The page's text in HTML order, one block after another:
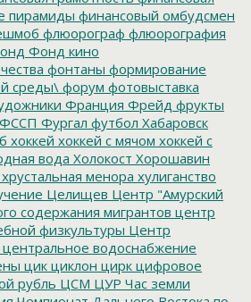
пирамиды финансовый омбудсмен
флюорограф флюорография
Фонд кино
фонтаны формирование
среды\ форум фотовыставка
Франция Фрейд фрукты
ФССП Фургал футбол Хабаровск
хоккей хоккей с мячом хоккей с
вода Холокост Хорошавин
хрустальная менора хулиганство
Целищев Центр "Амурский
содержания мигрантов центр
физкультуры Центр
центральное водоснабжение
цик циклон цирк цифровое
рубль ЦСМ ЦУР Час земли